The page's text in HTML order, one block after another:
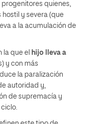
quienes,
y severa (que
a la acumulación de
la que el hijo lleva a
y con más
la paralización
autoridad y,
de supremacía y